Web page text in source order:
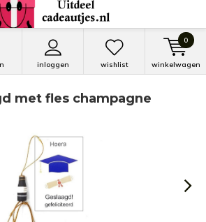
inloggen wishlist winkelwagen
0
met fles champagne